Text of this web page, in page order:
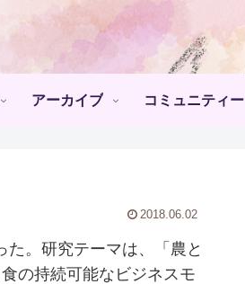
アーカイブ コミュニティー
2018.06.02
。研究テーマは、「農と
の持続可能なビジネスモ